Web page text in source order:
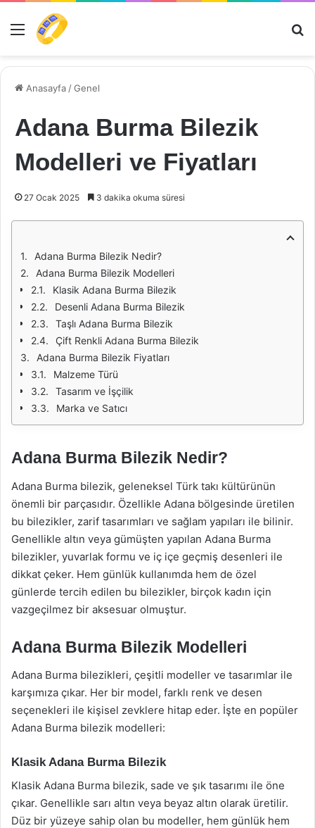
Menü
Anasayfa /Genel
Adana Burma Bilezik
Modelleri ve Fiyatları
27 Ocak 2025 3 dakika okuma süresi
Adana Burma Bilezik Nedir?
Adana Burma Bilezik Modelleri
Klasik Adana Burma Bilezik
Desenli Adana Burma Bilezik
Taşlı Adana Burma Bilezik
Çift Renkli Adana Burma Bilezik
Adana Burma Bilezik Fiyatları
Malzeme Türü
Tasarım ve İşçilik
Marka ve Satıcı
Adana Burma Bilezik Nedir?
Adana Burma bilezik, geleneksel Türk takı kültürünün
önemli bir parçasıdır. Özellikle Adana bölgesinde üretilen
bu bilezikler, zarif tasarımları ve sağlam yapıları ile bilinir.
Genellikle altın veya gümüşten yapılan Adana Burma
bilezikler, yuvarlak formu ve iç içe geçmiş desenleri ile
dikkat çeker. Hem günlük kullanımda hem de özel
günlerde tercih edilen bu bilezikler, birçok kadın için
vazgeçilmez bir aksesuar olmuştur.
Adana Burma Bilezik Modelleri
Adana Burma bilezikleri, çeşitli modeller ve tasarımlar ile
karşımıza çıkar. Her bir model, farklı renk ve desen
seçenekleri ile kişisel zevklere hitap eder. İşte en popüler
Adana Burma bilezik modelleri:
Klasik Adana Burma Bilezik
Klasik Adana Burma bilezik, sade ve şık tasarımı ile öne
çıkar. Genellikle sarı altın veya beyaz altın olarak üretilir.
Düz bir yüzeye sahip olan bu modeller, hem günlük hem